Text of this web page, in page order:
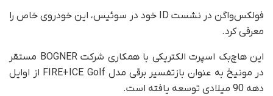
فولکس‌واگن در نشست ID خود در سوئیس، این خودروی خاص را
معرفی کرد.
این هاچ‌بک اسپرت الکتریکی با همکاری شرکت BOGNER مستقر
در مونیخ به عنوان بازتفسیر برقی مدل FIRE+ICE Golf از اوایل
دهه 90 میلادی توسعه یافته است.